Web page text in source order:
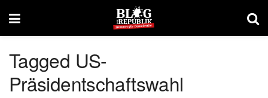
Tagged US-
Präsidentschaftswahl